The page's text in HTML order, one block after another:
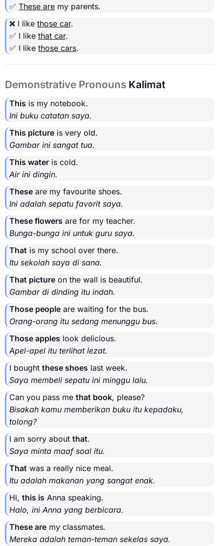
✅ These are my parents.
❌ I like those car.
✅ I like that car.
✅ I like those cars.
Demonstrative Pronouns Kalimat
This is my notebook.
Ini buku catatan saya.
This picture is very old.
Gambar ini sangat tua.
This water is cold.
Air ini dingin.
These are my favourite shoes.
Ini adalah sepatu favorit saya.
These flowers are for my teacher.
Bunga-bunga ini untuk guru saya.
That is my school over there.
Itu sekolah saya di sana.
That picture on the wall is beautiful.
Gambar di dinding itu indah.
Those people are waiting for the bus.
Orang-orang itu sedang menunggu bus.
Those apples look delicious.
Apel-apel itu terlihat lezat.
I bought these shoes last week.
Saya membeli sepatu ini minggu lalu.
Can you pass me that book, please?
Bisakah kamu memberikan buku itu kepadaku,
tolong?
I am sorry about that.
Saya minta maaf soal itu.
That was a really nice meal.
Itu adalah makanan yang sangat enak.
Hi, this is Anna speaking.
Halo, ini Anna yang berbicara.
These are my classmates.
Mereka adalah teman-teman sekelas saya.